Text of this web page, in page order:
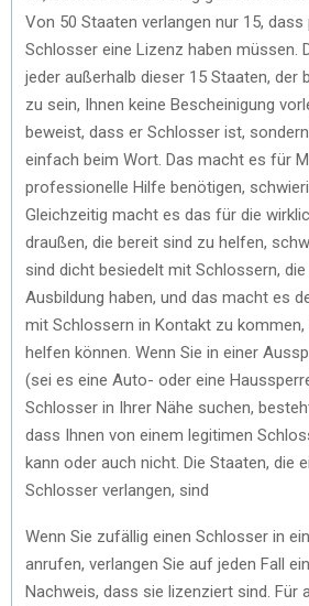
Von 50 Staaten verlangen nur 15, dass
Schlosser eine Lizenz haben müssen.
jeder außerhalb dieser 15 Staaten, der
zu sein, Ihnen keine Bescheinigung
beweist, dass er Schlosser ist,
einfach beim Wort. Das macht es für
professionelle Hilfe benötigen,
Gleichzeitig macht es das für die
draußen, die bereit sind zu helfen,
sind dicht besiedelt mit Schlossern,
Ausbildung haben, und das macht es
mit Schlossern in Kontakt zu kommen,
helfen können. Wenn Sie in einer
(sei es eine Auto- oder eine
Schlosser in Ihrer Nähe suchen,
dass Ihnen von einem legitimen
kann oder auch nicht. Die Staaten, die
Schlosser verlangen, sind
Wenn Sie zufällig einen Schlosser in
anrufen, verlangen Sie auf jeden Fall
Nachweis, dass sie lizenziert sind. Für